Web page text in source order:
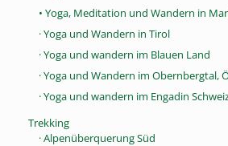
• Yoga, Meditation und Wandern in
· Yoga und Wandern in Tirol
· Yoga und wandern im Blauen Land
· Yoga und Wandern im Obernbergtal,
· Yoga und wandern im Engadin
Trekking
· Alpenüberquerung Süd